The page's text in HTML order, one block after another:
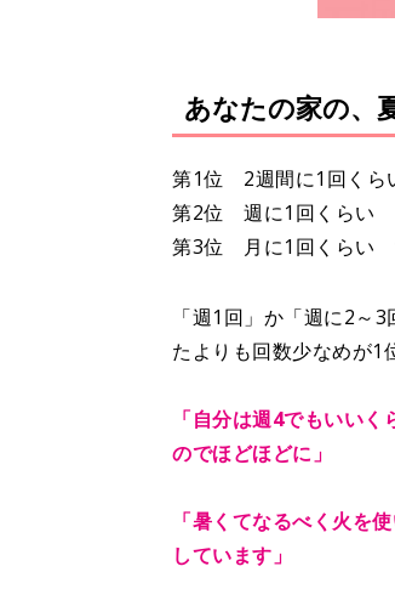
あなたの家の、
第1位 2週間に1回く
第2位 週に1回くらい
第3位 月に1回くらい
「週1回」か「週に2～
たよりも回数少なめが1
「自分は週4でもいい
のでほどほどに」
「暑くてなるべく火を
しています」